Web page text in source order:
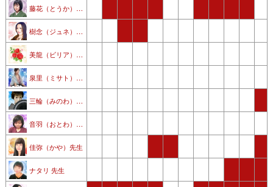
藤花（とうか） 先生
樹念（ジュネ）先生
美龍（ビリア） 先生
泉里（ミサト） 先生
三輪（みのわ） 先生
音羽（おとわ） 先生
佳弥（かや）先生
ナタリ 先生